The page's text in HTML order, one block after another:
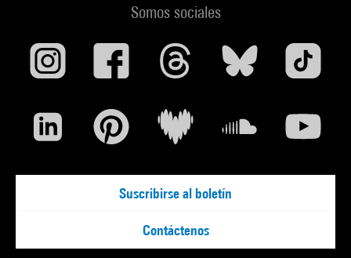
Somos sociales
Suscribirse al boletín
Contáctenos